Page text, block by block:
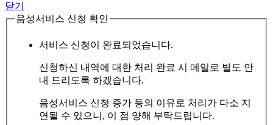
닫기
음성서비스 신청 확인
서비스 신청이 완료되었습니다.
신청하신 내역에 대한 처리 완료 시 메일로 별도 안
내 드리도록 하겠습니다.
음성서비스 신청 증가 등의 이유로 처리가 다소 지
연될 수 있으니, 이 점 양해 부탁드립니다.